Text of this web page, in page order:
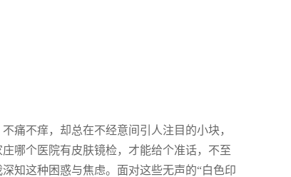
痛不痒，却总在不经意间引人注目的小块，
哪个医院有皮肤镜检，才能给个准话，不至
知这种困惑与焦虑。面对这些无声的“白色印